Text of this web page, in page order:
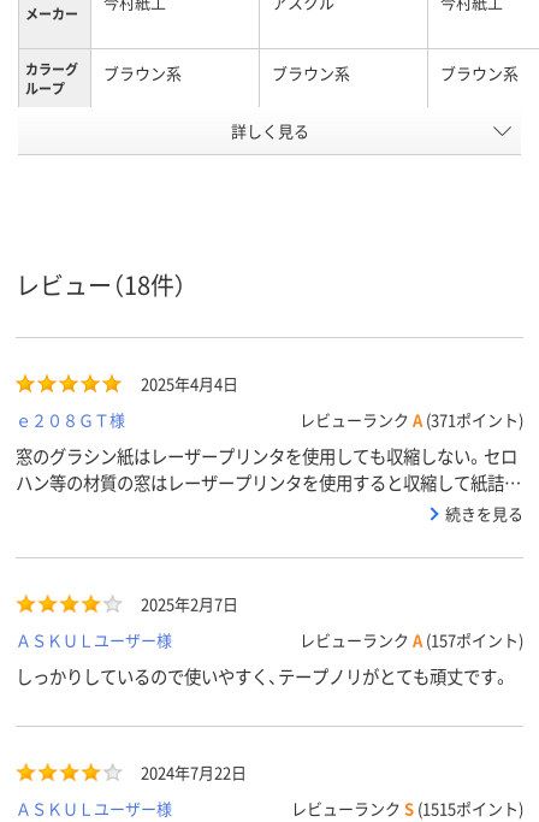
メーカー
カラーグ
ループ
ブラウン系 ブラウン系 ブラウン系
テープ付 テープなし
留め具の
有無
なし
封筒裏面
商品環境
40
詳しく見る
レビュー（18件）
2025年4月4日
ｅ２０８ＧＴ様
レビューランク A (371ポイント)
窓のグラシン紙はレーザープリンタを使用しても収縮しない。セロ
ハン等の材質の窓はレーザープリンタを使用すると収縮して紙詰ま
続きを見る
2025年2月7日
ＡＳＫＵＬユーザー様
レビューランク A (157ポイント)
しっかりしているので使いやすく、テープノリがとても頑丈です。
2024年7月22日
ＡＳＫＵＬユーザー様
レビューランク S (1515ポイント)